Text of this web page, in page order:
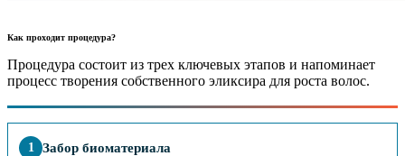
Как проходит процедура?
Процедура состоит из трех ключевых этапов и напоминает
процесс творения собственного эликсира для роста волос.
1 Забор биоматериала